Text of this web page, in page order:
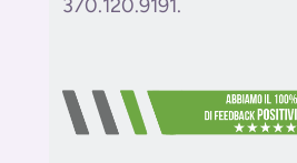
370.120.9191.